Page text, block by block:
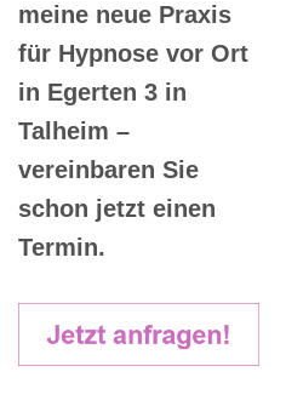
meine neue Praxis
für Hypnose vor Ort
in Egerten 3 in
Talheim –
vereinbaren Sie
schon jetzt einen
Termin.